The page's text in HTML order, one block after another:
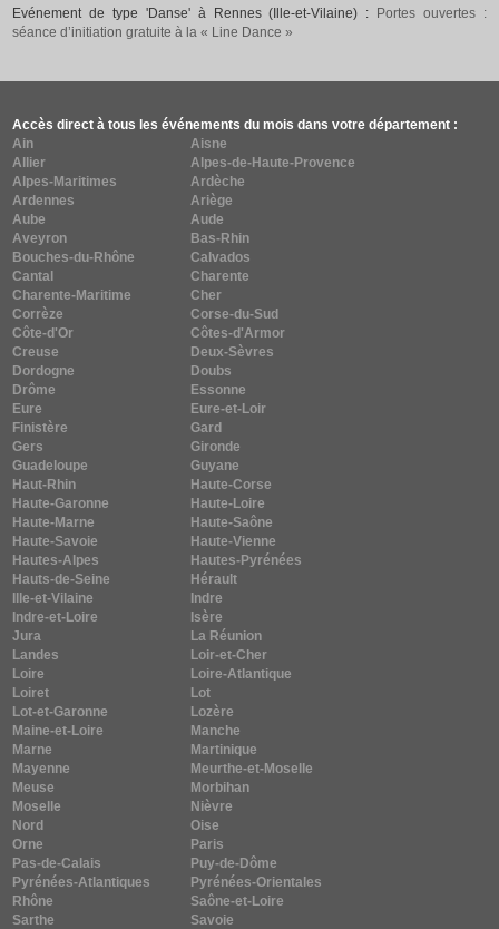
Evénement de type 'Danse' à Rennes (Ille-et-Vilaine) :
Portes ouvertes :
séance d’initiation gratuite à la « Line Dance »
Accès direct à tous les événements du mois dans votre département :
Ain
Aisne
Allier
Alpes-de-Haute-Provence
Alpes-Maritimes
Ardèche
Ardennes
Ariège
Aube
Aude
Aveyron
Bas-Rhin
Bouches-du-Rhône
Calvados
Cantal
Charente
Charente-Maritime
Cher
Corrèze
Corse-du-Sud
Côte-d'Or
Côtes-d'Armor
Creuse
Deux-Sèvres
Dordogne
Doubs
Drôme
Essonne
Eure
Eure-et-Loir
Finistère
Gard
Gers
Gironde
Guadeloupe
Guyane
Haut-Rhin
Haute-Corse
Haute-Garonne
Haute-Loire
Haute-Marne
Haute-Saône
Haute-Savoie
Haute-Vienne
Hautes-Alpes
Hautes-Pyrénées
Hauts-de-Seine
Hérault
Ille-et-Vilaine
Indre
Indre-et-Loire
Isère
Jura
La Réunion
Landes
Loir-et-Cher
Loire
Loire-Atlantique
Loiret
Lot
Lot-et-Garonne
Lozère
Maine-et-Loire
Manche
Marne
Martinique
Mayenne
Meurthe-et-Moselle
Meuse
Morbihan
Moselle
Nièvre
Nord
Oise
Orne
Paris
Pas-de-Calais
Puy-de-Dôme
Pyrénées-Atlantiques
Pyrénées-Orientales
Rhône
Saône-et-Loire
Sarthe
Savoie